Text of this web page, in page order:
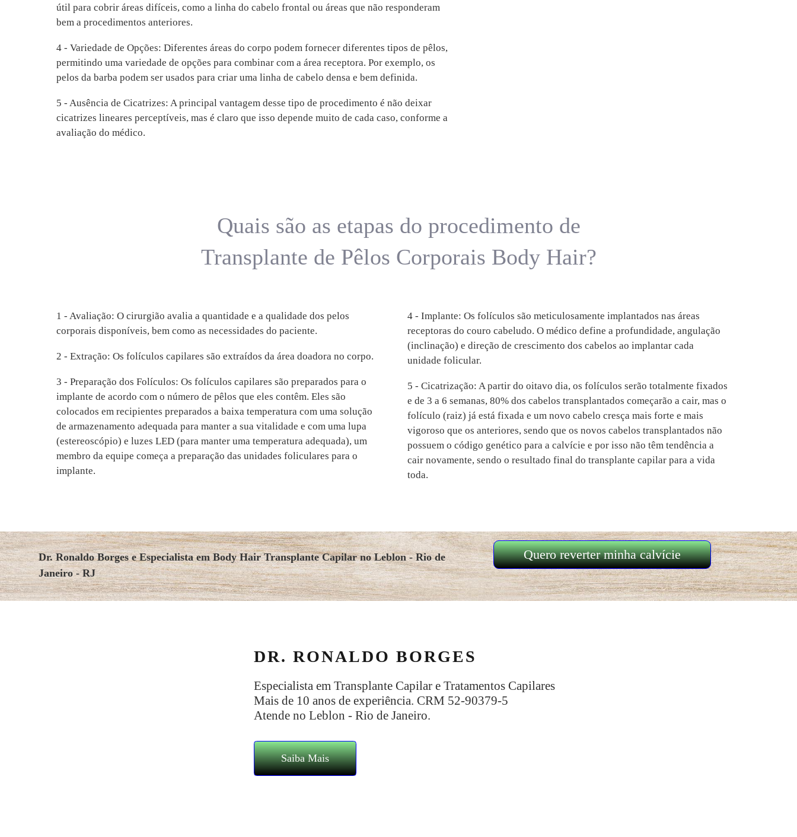
útil para cobrir áreas difíceis, como a linha do cabelo frontal ou áreas que não responderam
bem a procedimentos anteriores.
4 - Variedade de Opções: Diferentes áreas do corpo podem fornecer diferentes tipos de pêlos,
permitindo uma variedade de opções para combinar com a área receptora. Por exemplo, os
pelos da barba podem ser usados para criar uma linha de cabelo densa e bem definida.
5 - Ausência de Cicatrizes: A principal vantagem desse tipo de procedimento é não deixar
cicatrizes lineares perceptíveis, mas é claro que isso depende muito de cada caso, conforme a
avaliação do médico.
Quais são as etapas do procedimento de
Transplante de Pêlos Corporais Body Hair?
1 - Avaliação: O cirurgião avalia a quantidade e a qualidade dos pelos
corporais disponíveis, bem como as necessidades do paciente.
2 - Extração: Os folículos capilares são extraídos da área doadora no corpo.
3 - Preparação dos Folículos: Os folículos capilares são preparados para o
implante de acordo com o número de pêlos que eles contêm. Eles são
colocados em recipientes preparados a baixa temperatura com uma solução
de armazenamento adequada para manter a sua vitalidade e com uma lupa
(estereoscópio) e luzes LED (para manter uma temperatura adequada), um
membro da equipe começa a preparação das unidades foliculares para o
implante.
4 - Implante: Os folículos são meticulosamente implantados nas áreas
receptoras do couro cabeludo. O médico define a profundidade, angulação
(inclinação) e direção de crescimento dos cabelos ao implantar cada
unidade folicular.
5 - Cicatrização: A partir do oitavo dia, os folículos serão totalmente fixados
e de 3 a 6 semanas, 80% dos cabelos transplantados começarão a cair, mas o
folículo (raiz) já está fixada e um novo cabelo cresça mais forte e mais
vigoroso que os anteriores, sendo que os novos cabelos transplantados não
possuem o código genético para a calvície e por isso não têm tendência a
cair novamente, sendo o resultado final do transplante capilar para a vida
toda.
Dr. Ronaldo Borges e Especialista em Body Hair Transplante Capilar no Leblon - Rio de
Janeiro - RJ
Quero reverter minha calvície
DR. RONALDO BORGES
Especialista em Transplante Capilar e Tratamentos Capilares
Mais de 10 anos de experiência. CRM 52-90379-5
Atende no Leblon - Rio de Janeiro.
Saiba Mais